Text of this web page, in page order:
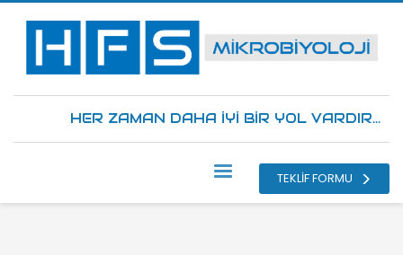
HER ZAMAN DAHA İYİ BİR YOL VARDIR...
TEKLİF FORMU